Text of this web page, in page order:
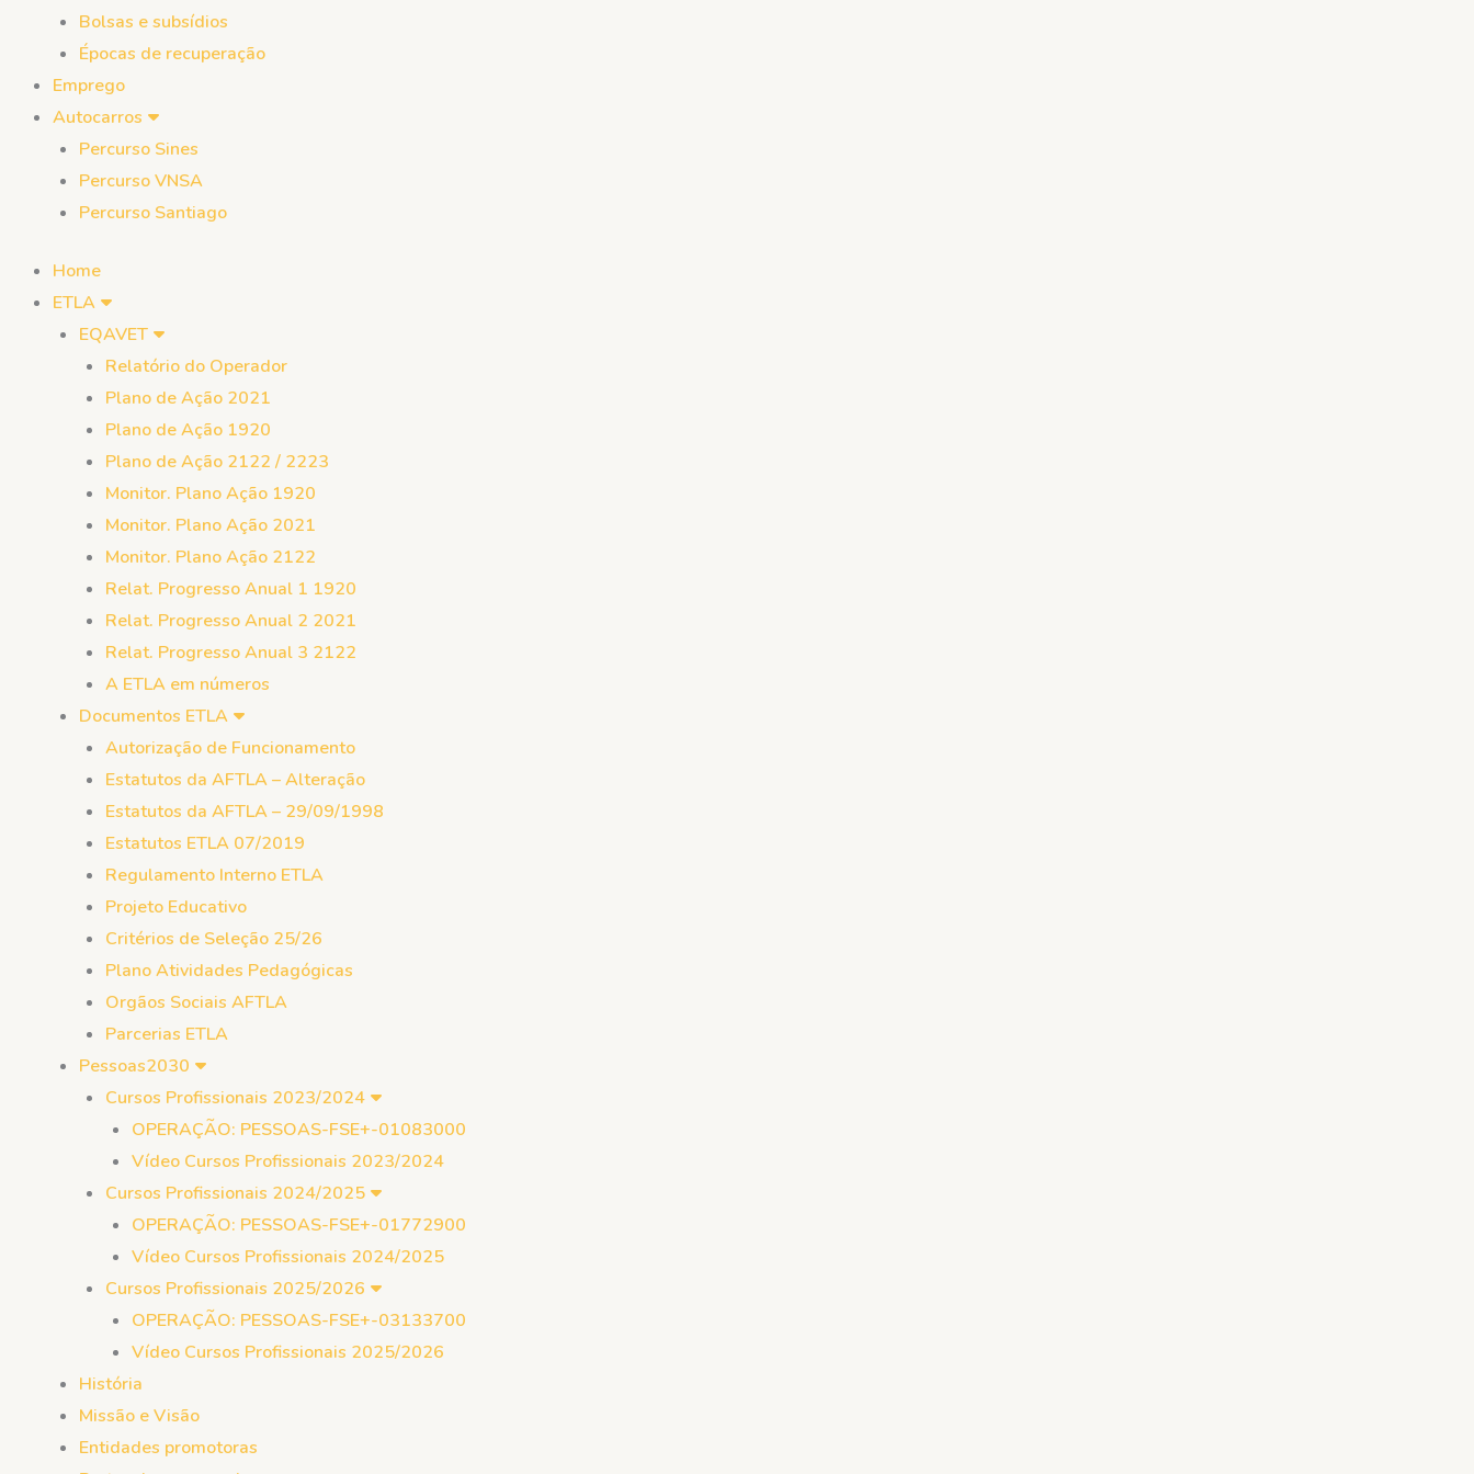
Bolsas e subsídios
Épocas de recuperação
Emprego
Autocarros
Percurso Sines
Percurso VNSA
Percurso Santiago
Home
ETLA
EQAVET
Relatório do Operador
Plano de Ação 2021
Plano de Ação 1920
Plano de Ação 2122 / 2223
Monitor. Plano Ação 1920
Monitor. Plano Ação 2021
Monitor. Plano Ação 2122
Relat. Progresso Anual 1 1920
Relat. Progresso Anual 2 2021
Relat. Progresso Anual 3 2122
A ETLA em números
Documentos ETLA
Autorização de Funcionamento
Estatutos da AFTLA – Alteração
Estatutos da AFTLA – 29/09/1998
Estatutos ETLA 07/2019
Regulamento Interno ETLA
Projeto Educativo
Critérios de Seleção 25/26
Plano Atividades Pedagógicas
Orgãos Sociais AFTLA
Parcerias ETLA
Pessoas2030
Cursos Profissionais 2023/2024
OPERAÇÃO: PESSOAS-FSE+-01083000
Vídeo Cursos Profissionais 2023/2024
Cursos Profissionais 2024/2025
OPERAÇÃO: PESSOAS-FSE+-01772900
Vídeo Cursos Profissionais 2024/2025
Cursos Profissionais 2025/2026
OPERAÇÃO: PESSOAS-FSE+-03133700
Vídeo Cursos Profissionais 2025/2026
História
Missão e Visão
Entidades promotoras